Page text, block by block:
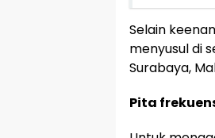
Selain
menyusul di
Surabaya,
Pita